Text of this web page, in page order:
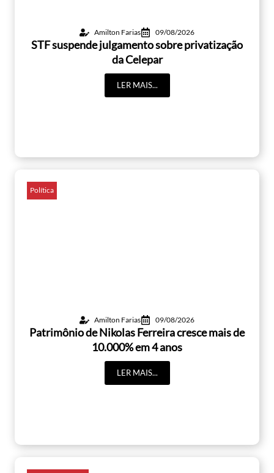
Amilton Farias 09/08/2026
STF suspende julgamento sobre privatização
da Celepar
LER MAIS...
Política
Amilton Farias 09/08/2026
Patrimônio de Nikolas Ferreira cresce mais de
10.000% em 4 anos
LER MAIS...